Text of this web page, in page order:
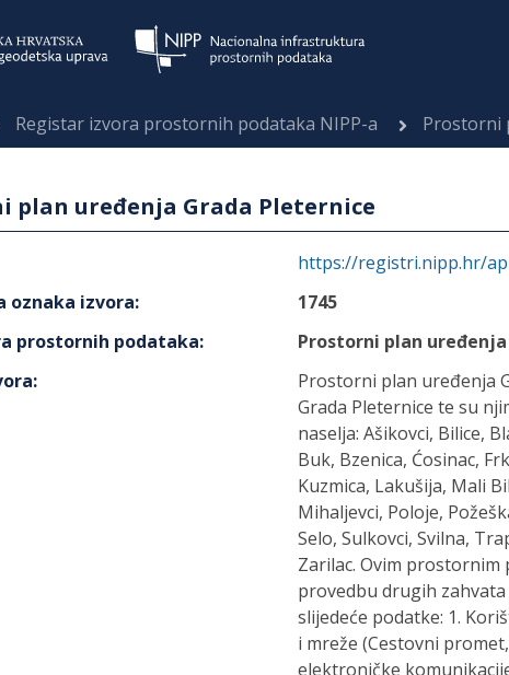
Registar izvora prostornih podataka NIPP-a Prostorni
plan uređenja Grada Pleternice
https://registri.nipp.hr/
oznaka izvora:
1745
prostornih podataka:
Prostorni plan
:
Prostorni plan uređenja
Grada Pleternice te su
naselja: Ašikovci, Bilice,
Buk, Bzenica, Ćosinac,
Kuzmica, Lakušija, Mali
Mihaljevci, Poloje,
Selo, Sulkovci, Svilna,
Zarilac. Ovim
provedbu drugih
slijedeće podatke: 1.
i mreže (Cestovni
elektroničke